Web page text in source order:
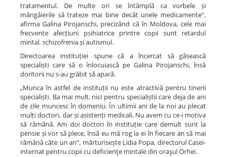
tratamentul. De multe ori se întâmplă ca vorbele și
mângâierile să trateze mai bine decât unele medicamente”,
afirma Galina Pirojanschi, precizând că în Moldova, cele mai
frecvente afecțiuni psihiatrice printre copii sunt retardul
mintal, schizofrenia și autismul.
Directoarea instituției spune că a încercat să găsească
specialiști care să o înlocuiască pe Galina Pirojanschi, însă
doritorii nu s-au grăbit să apară.
„Munca în astfel de instituții nu este atractivă pentru tinerii
specialiști. Ba mai mult, nici pentru specialiștii care deja de ani
de zile muncesc în domeniu. În ultimii ani de la noi au plecat
mulți doctori, dar și asistenți medicali. Nu avem cu ce-i motiva
să rămână. Am doi doctori în instituție care demult sunt la
pensie și vor să plece, însă eu mă rog la ei în fiecare an să mai
rămână câte un an”, mărturisește Lidia Popa, directorul Casei-
internat pentru copii cu deficienţe mintale din oraşul Orhei.